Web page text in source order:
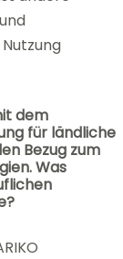
dem
für ländliche
Bezug zum
Was